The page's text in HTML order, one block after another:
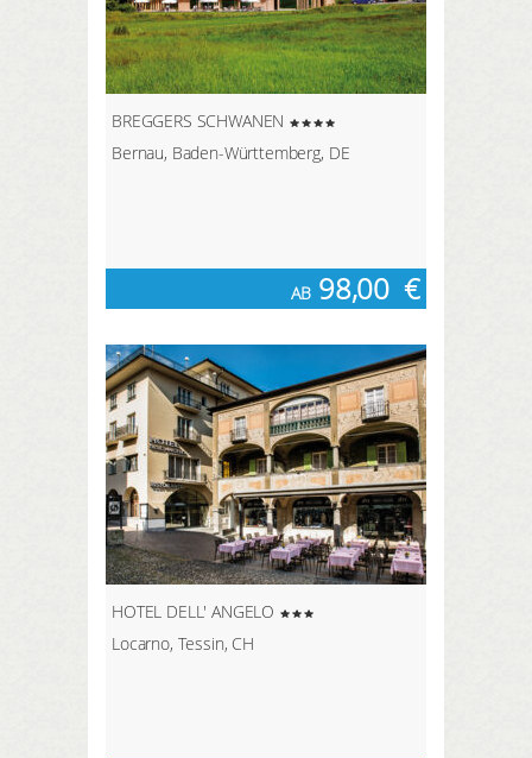
BREGGERS SCHWANEN
Bernau, Baden-Württemberg, DE
AB 98,00 €
HOTEL DELL' ANGELO
Locarno, Tessin, CH